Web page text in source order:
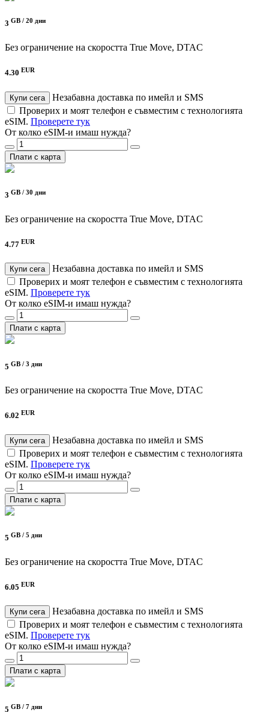
3 GB / 20 дни
Без ограничение на скоростта True Move, DTAC
4.30 EUR
Купи сега
Незабавна доставка по имейл и SMS
Проверих и моят телефон е съвместим с технологията
eSIM. Проверете тук
От колко eSIM-и имаш нужда?
Плати с карта
3 GB / 30 дни
Без ограничение на скоростта True Move, DTAC
4.77 EUR
Купи сега
Незабавна доставка по имейл и SMS
Проверих и моят телефон е съвместим с технологията
eSIM. Проверете тук
От колко eSIM-и имаш нужда?
Плати с карта
5 GB / 3 дни
Без ограничение на скоростта True Move, DTAC
6.02 EUR
Купи сега
Незабавна доставка по имейл и SMS
Проверих и моят телефон е съвместим с технологията
eSIM. Проверете тук
От колко eSIM-и имаш нужда?
Плати с карта
5 GB / 5 дни
Без ограничение на скоростта True Move, DTAC
6.05 EUR
Купи сега
Незабавна доставка по имейл и SMS
Проверих и моят телефон е съвместим с технологията
eSIM. Проверете тук
От колко eSIM-и имаш нужда?
Плати с карта
5 GB / 7 дни